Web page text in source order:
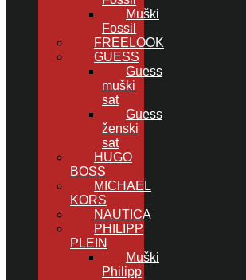
Muški
Fossil
FREELOOK
GUESS
Guess
muški
sat
Guess
ženski
sat
HUGO
BOSS
MICHAEL
KORS
NAUTICA
PHILIPP
PLEIN
Muški
Philipp